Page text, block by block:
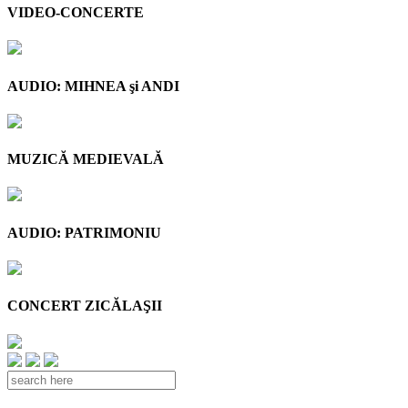
VIDEO-CONCERTE
AUDIO: MIHNEA şi ANDI
MUZICĂ MEDIEVALĂ
AUDIO: PATRIMONIU
CONCERT ZICĂLAŞII